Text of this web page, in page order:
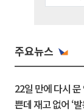
주요뉴스
22일 만에 다시
쁜데 재고 없어 ‘